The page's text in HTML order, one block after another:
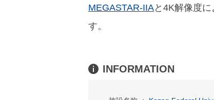
MEGASTAR-IIAと4K解像度
す。
INFORMATION